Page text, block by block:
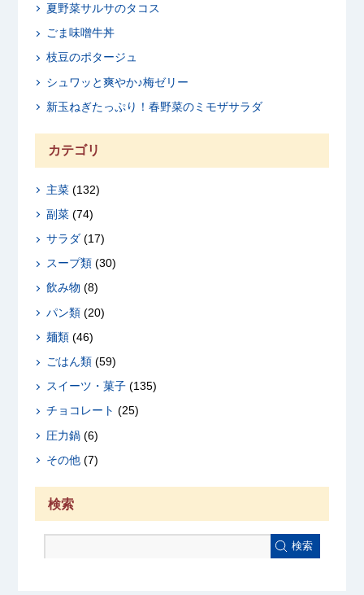
夏野菜サルサのタコス
ごま味噌牛丼
枝豆のポタージュ
シュワッと爽やか♪梅ゼリー
新玉ねぎたっぷり！春野菜のミモザサラダ
カテゴリ
主菜(132)
副菜(74)
サラダ(17)
スープ類(30)
飲み物 (8)
パン類(20)
麺類(46)
ごはん類(59)
スイーツ・菓子(135)
チョコレート (25)
圧力鍋(6)
その他(7)
検索
検索